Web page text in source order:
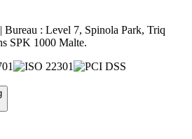
| Bureau : Level 7, Spinola Park, Triq
SPK 1000 Malte.